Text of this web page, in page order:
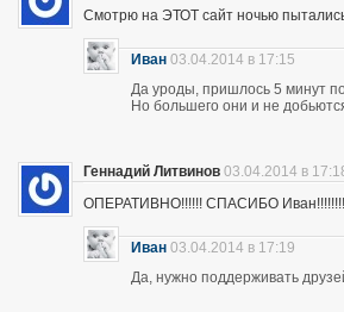
Смотрю на ЭТОТ сайт ночью
Иван 03.04.2014 в 17:15
Да уроды, пришлось 5 минут
Но большего они и не
Геннадий Литвинов 03.04.2014 в
ОПЕРАТИВНО!!!!!! СПАСИБО
Иван 03.04.2014 в 17:19
Да, нужно поддерживать